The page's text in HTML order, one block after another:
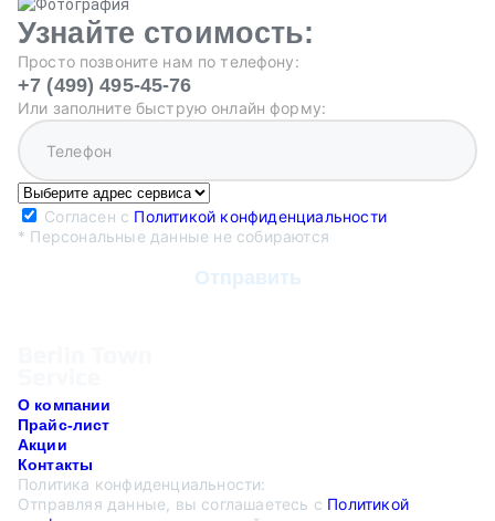
Узнайте стоимость:
Просто позвоните нам по телефону:
+7 (499) 495-45-76
Или заполните быструю онлайн форму:
Согласен с Политикой конфиденциальности
* Персональные данные не собираются
О компании
Прайс-лист
Акции
Контакты
Политика конфиденциальности:
Отправляя данные, вы соглашаетесь с Политикой